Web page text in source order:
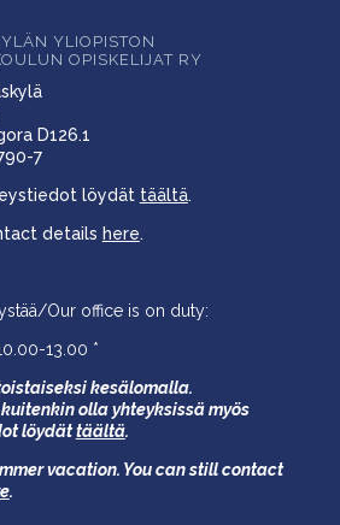
YLIOPISTON
OPISKELIJAT RY
D126.1
7
löydät täältä.
details here.
Our office is on duty:
13.00 *
kesälomalla.
olla yhteyksissä myös
löydättäältä.
vacation. You can still contact
.